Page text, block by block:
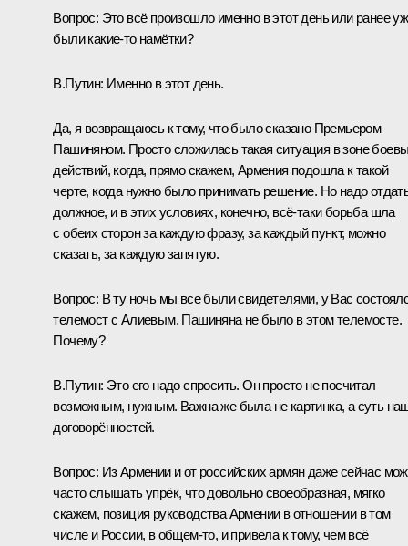
Вопрос: Это всё произошло именно в этот день или ранее
были какие-то намётки?
В.Путин: Именно в этот день.
Да, я возвращаюсь к тому, что было сказано Премьером
Пашиняном. Просто сложилась такая ситуация в зоне
действий, когда, прямо скажем, Армения подошла к такой
черте, когда нужно было принимать решение. Но надо
должное, и в этих условиях, конечно, всё-таки борьба шла
с обеих сторон за каждую фразу, за каждый пункт, можно
сказать, за каждую запятую.
Вопрос: В ту ночь мы все были свидетелями, у Вас
телемост с Алиевым. Пашиняна не было в этом телемосте.
Почему?
В.Путин: Это его надо спросить. Он просто не посчитал
возможным, нужным. Важна же была не картинка, а суть
договорённостей.
Вопрос: Из Армении и от российских армян даже сейчас
часто слышать упрёк, что довольно своеобразная, мягко
скажем, позиция руководства Армении в отношении в том
числе и России, в общем-то, и привела к тому, чем всё